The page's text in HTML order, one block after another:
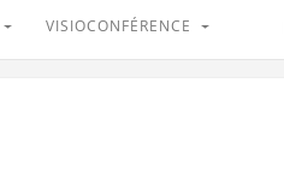
VISIOCONFÉRENCE